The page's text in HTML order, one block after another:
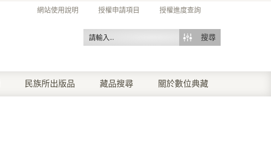
網站使用說明 授權申請項目 授權進度查詢
搜尋
民族所出版品 藏品搜尋 關於數位典藏